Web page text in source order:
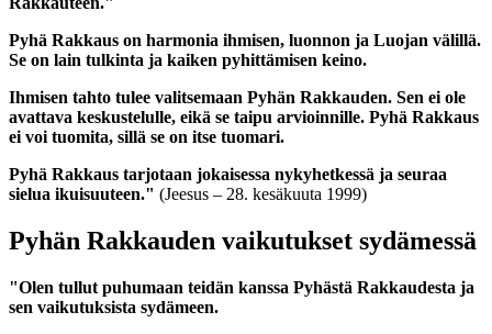
Pyhä Rakkaus on harmonia ihmisen, luonnon ja Luojan välillä.
Se on lain tulkinta ja kaiken pyhittämisen keino.
Ihmisen tahto tulee valitsemaan Pyhän Rakkauden. Sen ei ole
avattava keskustelulle, eikä se taipu arvioinnille. Pyhä Rakkaus
ei voi tuomita, sillä se on itse tuomari.
Pyhä Rakkaus tarjotaan jokaisessa nykyhetkessä ja seuraa
sielua ikuisuuteen." (Jeesus – 28. kesäkuuta 1999)
Pyhän Rakkauden vaikutukset sydämessä
"Olen tullut puhumaan teidän kanssa Pyhästä Rakkaudesta ja
sen vaikutuksista sydämeen.